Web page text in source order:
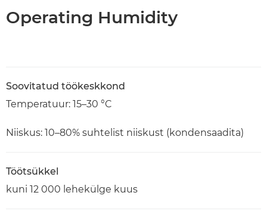
Operating Humidity
Soovitatud töökeskkond
Temperatuur: 15–30 °C
Niiskus: 10–80% suhtelist niiskust (kondensaadita)
Töötsükkel
kuni 12 000 lehekülge kuus